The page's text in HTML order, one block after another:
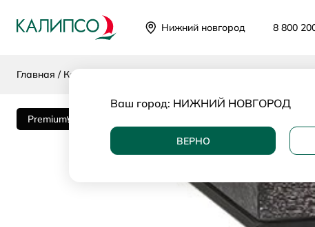
Нижний новгород 8 800
Главная Каталог
Premium
Ваш город: НИЖНИЙ НОВГОРОД
ВЕРНО